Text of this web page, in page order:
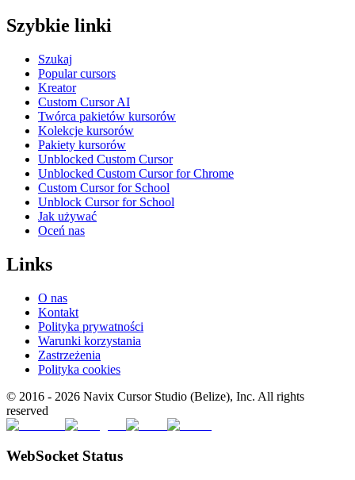
Szybkie linki
Szukaj
Popular cursors
Kreator
Custom Cursor AI
Twórca pakietów kursorów
Kolekcje kursorów
Pakiety kursorów
Unblocked Custom Cursor
Unblocked Custom Cursor for Chrome
Custom Cursor for School
Unblock Cursor for School
Jak używać
Oceń nas
Links
O nas
Kontakt
Polityka prywatności
Warunki korzystania
Zastrzeżenia
Polityka cookies
© 2016 - 2026 Navix Cursor Studio (Belize), Inc. All rights
reserved
WebSocket Status